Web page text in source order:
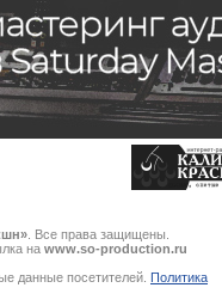
. Все права защищены.
на www.so-production.ru
данные посетителей. Политика